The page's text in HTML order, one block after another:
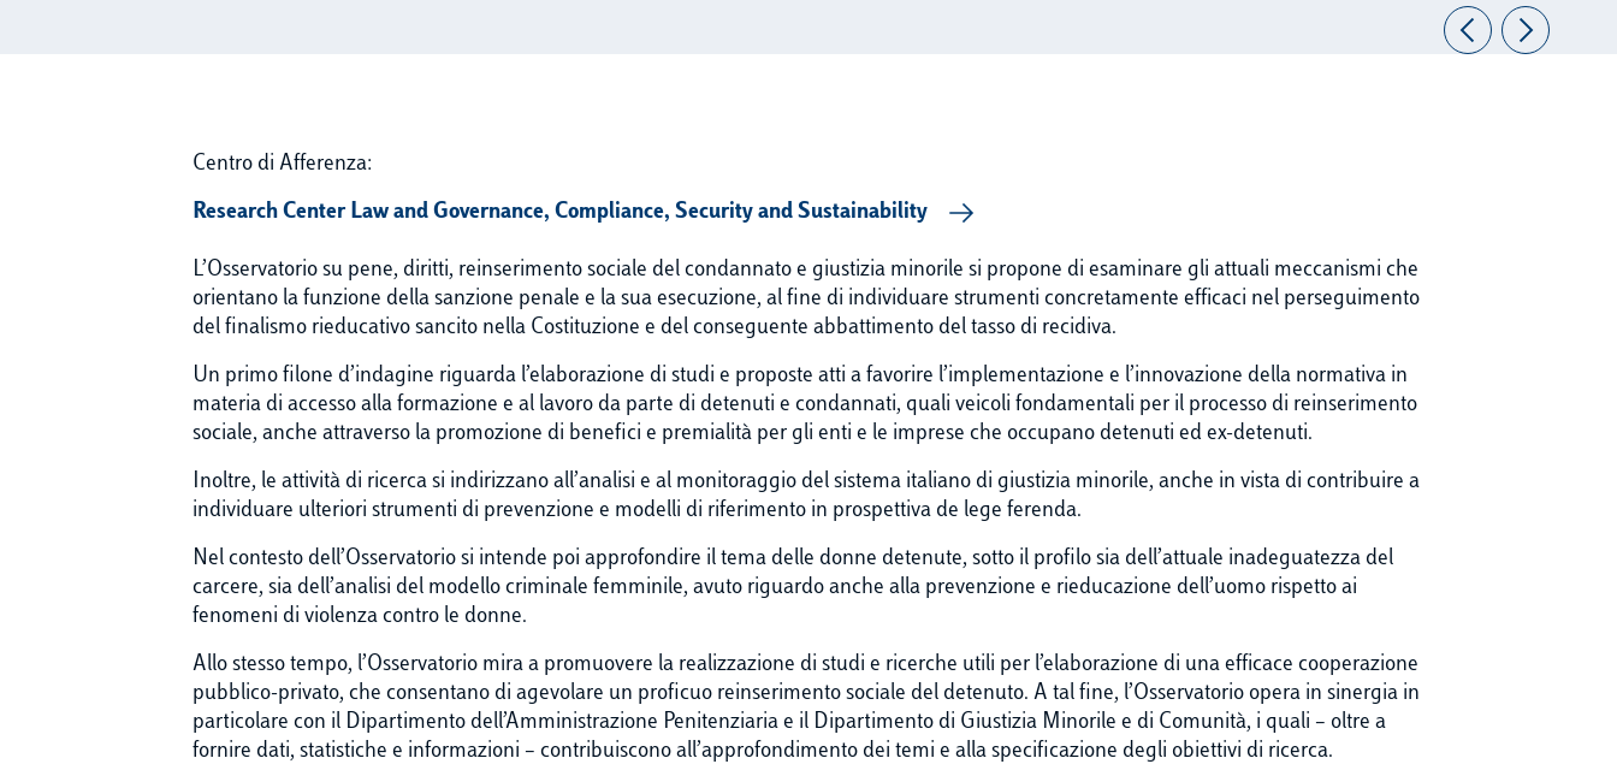
Centro di Afferenza:
Research Center Law and Governance, Compliance, Security and Sustainability
L’Osservatorio su pene, diritti, reinserimento sociale del condannato e giustizia minorile si propone di esaminare gli attuali meccanismi che
orientano la funzione della sanzione penale e la sua esecuzione, al fine di individuare strumenti concretamente efficaci nel perseguimento
del finalismo rieducativo sancito nella Costituzione e del conseguente abbattimento del tasso di recidiva.
Un primo filone d’indagine riguarda l’elaborazione di studi e proposte atti a favorire l’implementazione e l’innovazione della normativa in
materia di accesso alla formazione e al lavoro da parte di detenuti e condannati, quali veicoli fondamentali per il processo di reinserimento
sociale, anche attraverso la promozione di benefici e premialità per gli enti e le imprese che occupano detenuti ed ex-detenuti.
Inoltre, le attività di ricerca si indirizzano all’analisi e al monitoraggio del sistema italiano di giustizia minorile, anche in vista di contribuire a
individuare ulteriori strumenti di prevenzione e modelli di riferimento in prospettiva de lege ferenda.
Nel contesto dell’Osservatorio si intende poi approfondire il tema delle donne detenute, sotto il profilo sia dell’attuale inadeguatezza del
carcere, sia dell’analisi del modello criminale femminile, avuto riguardo anche alla prevenzione e rieducazione dell’uomo rispetto ai
fenomeni di violenza contro le donne.
Allo stesso tempo, l’Osservatorio mira a promuovere la realizzazione di studi e ricerche utili per l’elaborazione di una efficace cooperazione
pubblico-privato, che consentano di agevolare un proficuo reinserimento sociale del detenuto. A tal fine, l’Osservatorio opera in sinergia in
particolare con il Dipartimento dell’Amministrazione Penitenziaria e il Dipartimento di Giustizia Minorile e di Comunità, i quali – oltre a
fornire dati, statistiche e informazioni – contribuiscono all’approfondimento dei temi e alla specificazione degli obiettivi di ricerca.